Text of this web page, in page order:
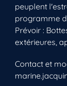
peuplent
programme
Prévoir :
extérieures,
Contact et
Vous